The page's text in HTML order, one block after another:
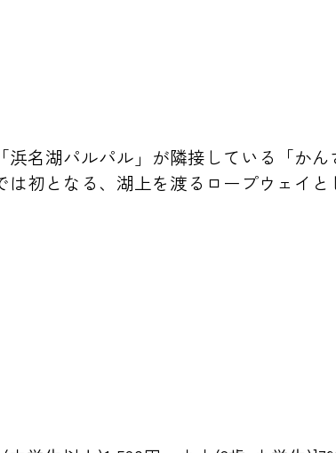
名湖パルパル」が隣接している「か
初となる、湖上を渡るロープウェイ